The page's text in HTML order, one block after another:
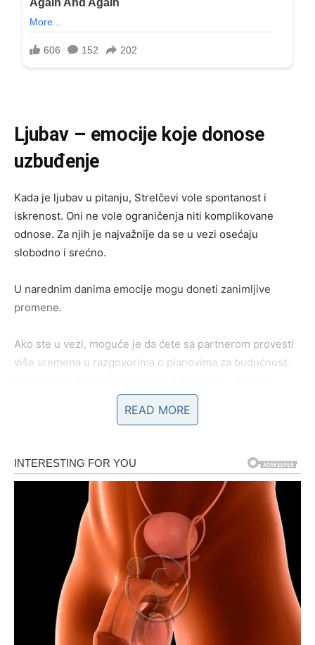
Ljubav – emocije koje donose
uzbuđenje
Kada je ljubav u pitanju, Strelčevi vole spontanost i
iskrenost. Oni ne vole ograničenja niti komplikovane
odnose. Za njih je najvažnije da se u vezi osećaju
slobodno i srećno.
U narednim danima emocije mogu doneti zanimljive
promene.
Ako ste u vezi, moguće je da ćete sa partnerom provesti
više vremena u razgovorima o planovima za budućnost.
okruženja ili novim iskustvima.
Neočekivan susret
Za neke Strelčeve sudbina može pripremiti susret koji
dolazi potpuno neočekivano. To može biti osoba koja
donosi osmeh, inspiraciju i osećaj da život ponovo
postaje zanimljiv.
Slobodni Strelčevi mogli bi upoznati nekoga ko deli
njihovu ljubav prema slobodi i avanturi. Ovaj odnos može
početi spontano, ali sa mnogo pozitivne energije.
READ MORE